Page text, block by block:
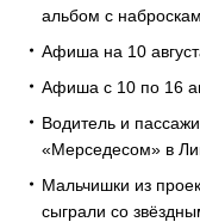
альбом с
Афиша на 10
Афиша с 10 по 16
Водитель и
«Мерседесом» в
Мальчишки из
сыграли со